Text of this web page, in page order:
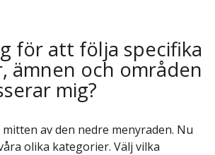
för att följa specifika
ämnen och områden
mig?
av den nedre menyraden. Nu
olika kategorier. Välj vilka